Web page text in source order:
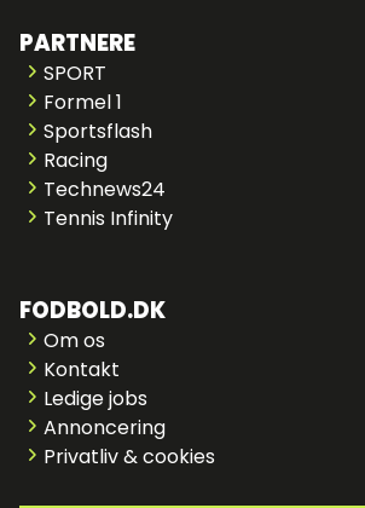
PARTNERE
SPORT
Formel 1
Sportsflash
Racing
Technews24
Tennis Infinity
FODBOLD.DK
Om os
Kontakt
Ledige jobs
Annoncering
Privatliv & cookies